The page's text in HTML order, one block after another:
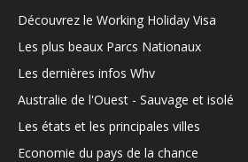
Découvrez le Working Holiday Visa
Les plus beaux Parcs Nationaux
Les dernières infos Whv
Australie de l'Ouest - Sauvage et isolé
Les états et les principales villes
Economie du pays de la chance